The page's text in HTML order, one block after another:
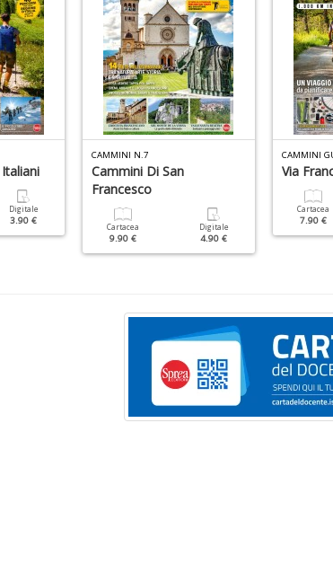
Digitale
3.90 €
CAMMINI N.7
Cammini Di San
Francesco
Cartacea
9.90 €
Digitale
4.90 €
CAMMINI
Via
Cartacea
7.90 €